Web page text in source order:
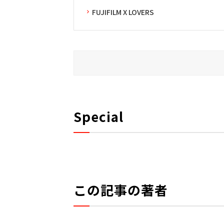
FUJIFILM X LOVERS
Special
この記事の著者